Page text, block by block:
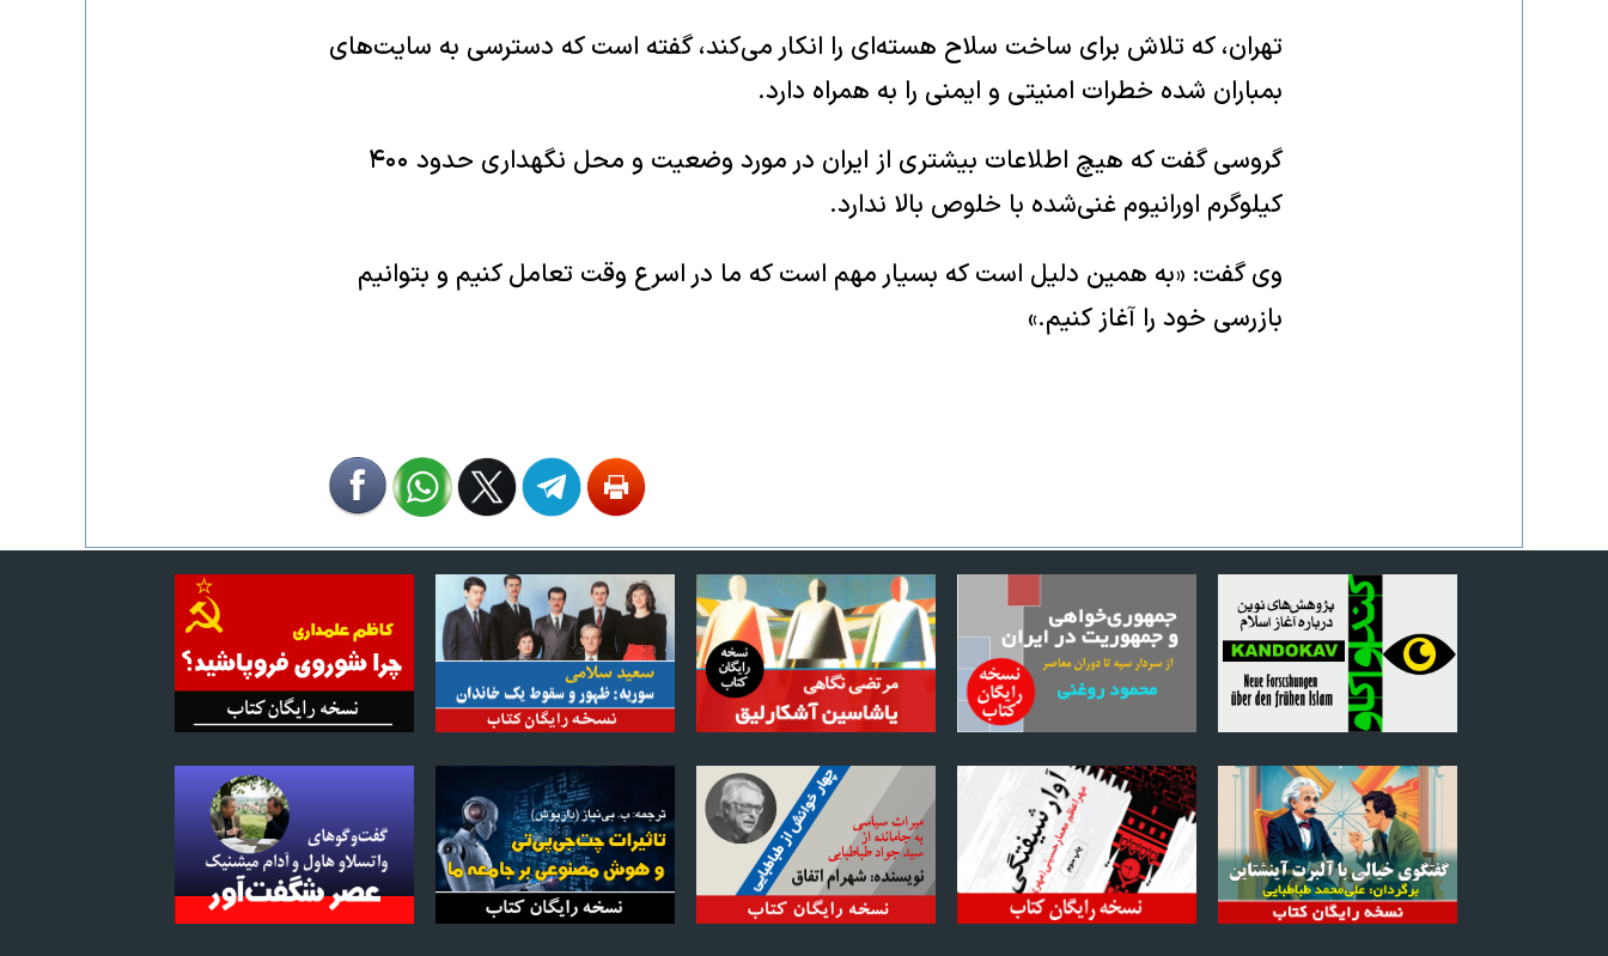
تهران، که تلاش برای ساخت سلاح هسته‌ای را انکار می‌کند، گفته است که دسترسی به سایت‌های
بمباران شده خطرات امنیتی و ایمنی را به همراه دارد.
گروسی گفت که هیچ اطلاعات بیشتری از ایران در مورد وضعیت و محل نگهداری حدود ۴۰۰
کیلوگرم اورانیوم غنی‌شده با خلوص بالا ندارد.
وی گفت: «به همین دلیل است که بسیار مهم است که ما در اسرع وقت تعامل کنیم و بتوانیم
بازرسی خود را آغاز کنیم.»